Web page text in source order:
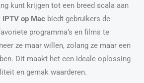
kunt krijgen tot een breed scala aan
IPTV op Mac biedt gebruikers de
programma’s en films te
ze maar willen, zolang ze maar een
Dit maakt het een ideale oplossing
en gemak waarderen.